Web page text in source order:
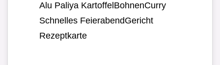
Alu Paliya KartoffelBohnenCurry
Schnelles FeierabendGericht
Rezeptkarte